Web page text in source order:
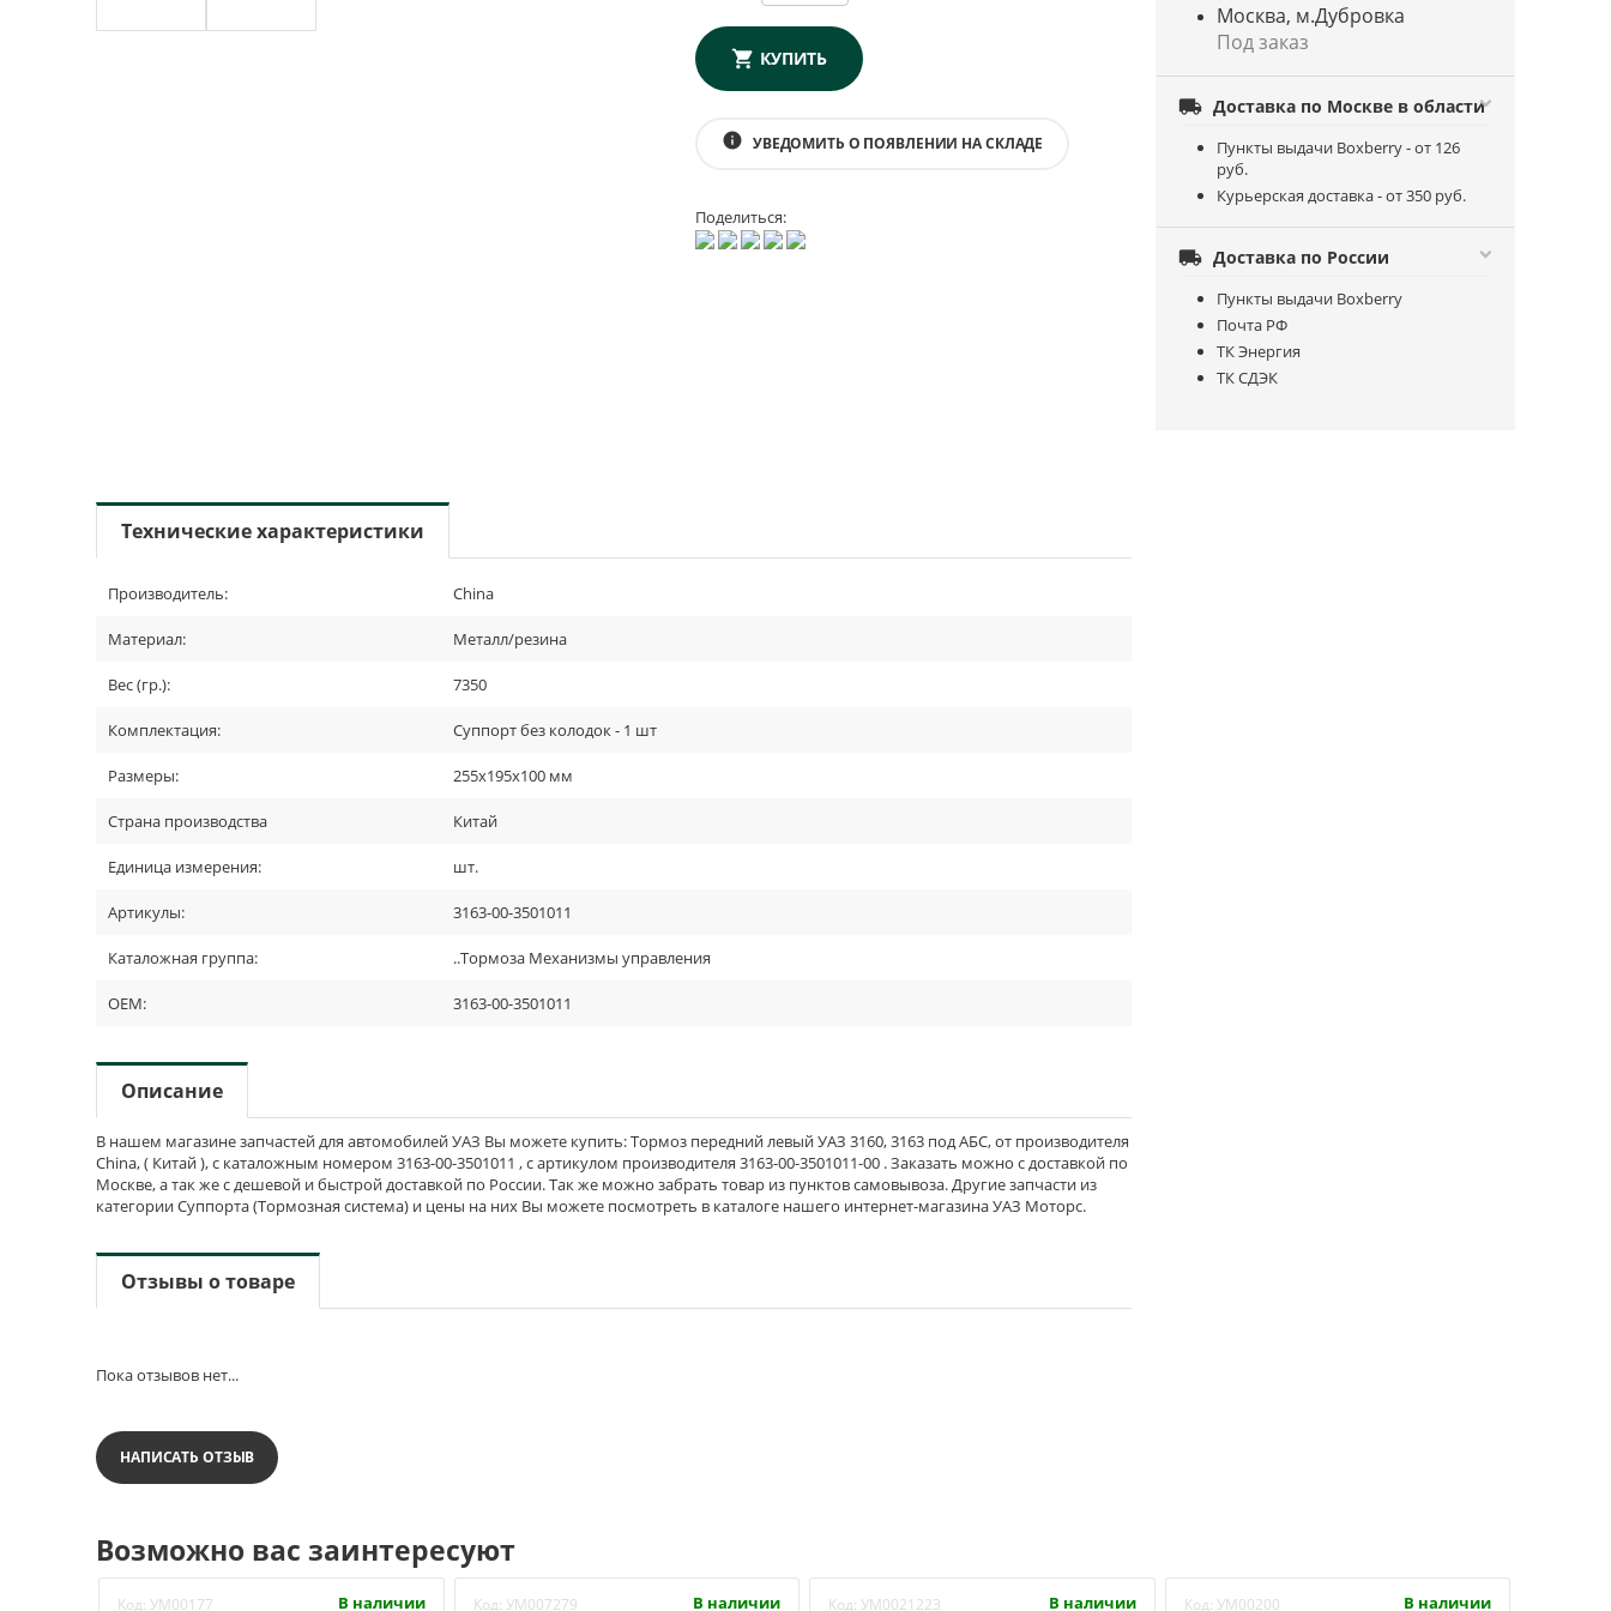
КУПИТЬ
info УВЕДОМИТЬ О ПОЯВЛЕНИИ НА СКЛАДЕ
Поделиться:
Москва, м.Дубровка
Под заказ
 Доставка по Москве в области
Пункты выдачи Boxberry - от 126
руб.
Курьерская доставка - от 350 руб.
 Доставка по России
Пункты выдачи Boxberry
Почта РФ
ТК Энергия
ТК СДЭК
Технические характеристики
Производитель: China
Материал: Металл/резина
Вес (гр.): 7350
Комплектация: Суппорт без колодок - 1 шт
Размеры: 255х195х100 мм
Страна производства Китай
Единица измерения: шт.
Артикулы: 3163-00-3501011
Каталожная группа: ..Тормоза Механизмы управления
OEM: 3163-00-3501011
Описание
В нашем магазине запчастей для автомобилей УАЗ Вы можете купить: Тормоз передний левый УАЗ 3160, 3163 под АБС, от производителя
China, ( Китай ), с каталожным номером 3163-00-3501011 , с артикулом производителя 3163-00-3501011-00 . Заказать можно с доставкой по
Москве, а так же с дешевой и быстрой доставкой по России. Так же можно забрать товар из пунктов самовывоза. Другие запчасти из
категории Суппорта (Тормозная система) и цены на них Вы можете посмотреть в каталоге нашего интернет-магазина УАЗ Моторс.
Отзывы о товаре
Пока отзывов нет...
НАПИСАТЬ ОТЗЫВ
Возможно вас заинтересуют
Код: УМ00177 В наличии Код: УМ007279 В наличии Код: УМ0021223 В наличии Код: УМ00200 В наличии